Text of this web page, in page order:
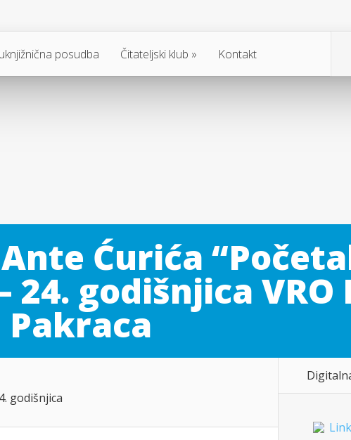
posudba Čitateljski klub Kontakt
Ćurića
godišnjica VRO
godišnjica